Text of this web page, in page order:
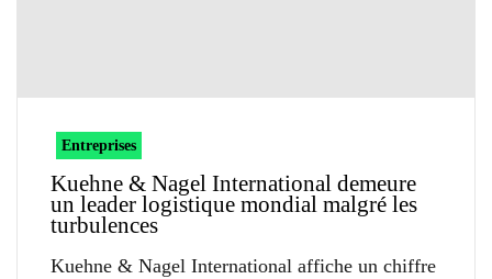
Entreprises
Kuehne & Nagel International demeure
un leader logistique mondial malgré les
turbulences
Kuehne & Nagel International affiche un chiffre